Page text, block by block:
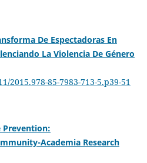
De Espectadoras En
La Violencia De Género
2015.978-85-7983-713-5.p39-51
Prevention:
Academia Research